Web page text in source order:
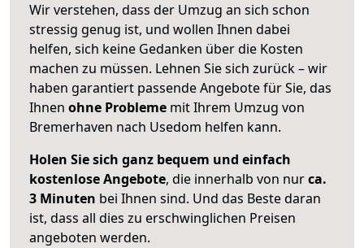
Wir verstehen, dass der Umzug an sich schon
stressig genug ist, und wollen Ihnen dabei
helfen, sich keine Gedanken über die Kosten
machen zu müssen. Lehnen Sie sich zurück – wir
haben garantiert passende Angebote für Sie, das
Ihnen ohne Probleme mit Ihrem Umzug von
Bremerhaven nach Usedom helfen kann.
Holen Sie sich ganz bequem und einfach
kostenlose Angebote, die innerhalb von nurca.
3 Minuten bei Ihnen sind. Und das Beste daran
ist, dass all dies zu erschwinglichen Preisen
angeboten werden.